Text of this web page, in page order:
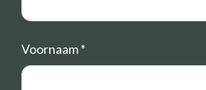
Voornaam*